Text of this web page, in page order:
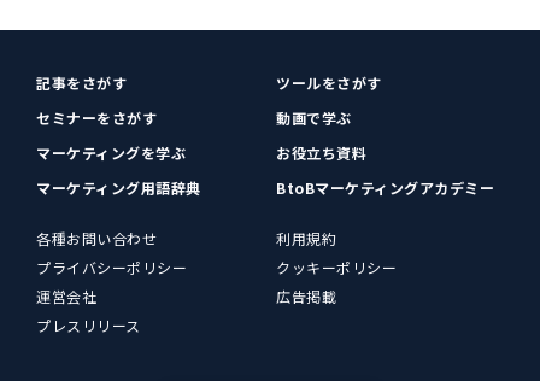
記事をさがす
ツールをさがす
セミナーをさがす
動画で学ぶ
マーケティングを学ぶ
お役立ち資料
マーケティング用語辞典
BtoBマーケティングアカデミー
各種お問い合わせ
利用規約
プライバシーポリシー
クッキーポリシー
運営会社
広告掲載
プレスリリース